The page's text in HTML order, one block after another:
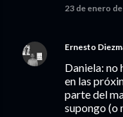
23 de enero de
Ernesto
Daniela: no
en las
parte del
supongo (o